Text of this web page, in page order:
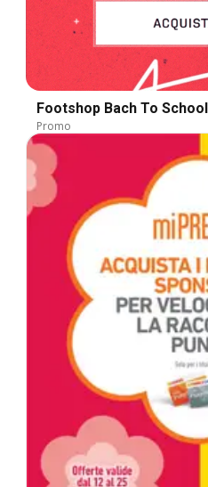
Footshop Bach To School
Promo